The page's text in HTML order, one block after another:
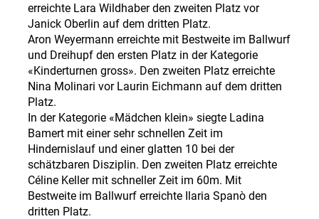
erreichte Lara Wildhaber den zweiten Platz vor
Janick Oberlin auf dem dritten Platz.
Aron Weyermann erreichte mit Bestweite im Ballwurf
und Dreihupf den ersten Platz in der Kategorie
«Kinderturnen gross». Den zweiten Platz erreichte
Nina Molinari vor Laurin Eichmann auf dem dritten
Platz.
In der Kategorie «Mädchen klein» siegte Ladina
Bamert mit einer sehr schnellen Zeit im
Hindernislauf und einer glatten 10 bei der
schätzbaren Disziplin. Den zweiten Platz erreichte
Céline Keller mit schneller Zeit im 60m. Mit
Bestweite im Ballwurf erreichte Ilaria Spanò den
dritten Platz.